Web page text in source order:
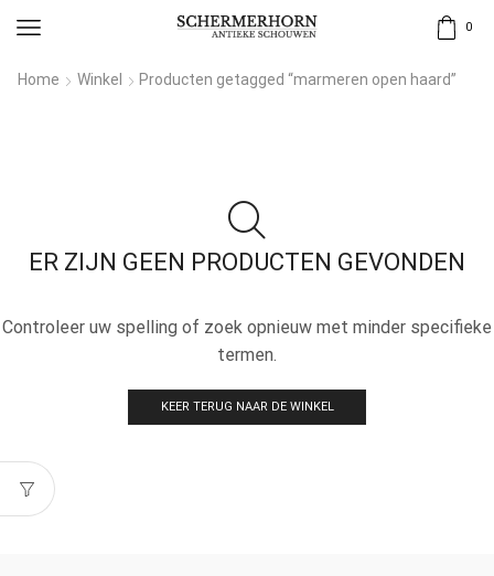
0
Home Winkel Producten getagged “marmeren open haard”
ER ZIJN GEEN PRODUCTEN GEVONDEN
Controleer uw spelling of zoek opnieuw met minder specifieke
termen.
KEER TERUG NAAR DE WINKEL